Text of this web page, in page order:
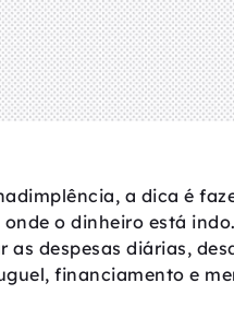
a dica é
o dinheiro está
despesas diárias,
financiamento e